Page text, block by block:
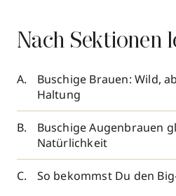
Nach Sektionen
Buschige Brauen: Wild,
Haltung
Buschige Augenbrauen
Natürlichkeit
So bekommst Du den